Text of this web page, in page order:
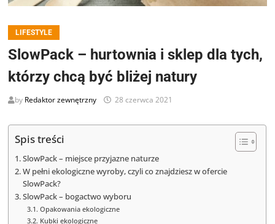
LIFESTYLE
SlowPack – hurtownia i sklep dla tych,
którzy chcą być bliżej natury
by Redaktor zewnętrzny 28 czerwca 2021
Spis treści
SlowPack – miejsce przyjazne naturze
W pełni ekologiczne wyroby, czyli co znajdziesz w ofercie
SlowPack?
SlowPack – bogactwo wyboru
Opakowania ekologiczne
Kubki ekologiczne